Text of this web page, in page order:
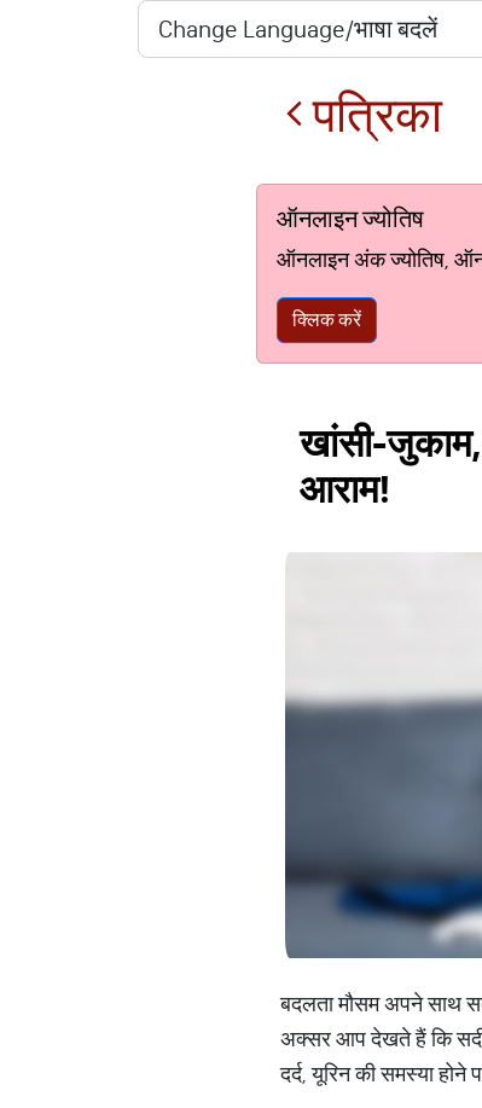
पत्रिका
ऑनलाइन ज्योतिष
ऑनलाइन अंक ज्योतिष,
क्लिक करें
खांसी-जुकाम,
आराम!
बदलता मौसम अपने साथ
अक्सर आप देखते हैं कि
दर्द, यूरिन की समस्या